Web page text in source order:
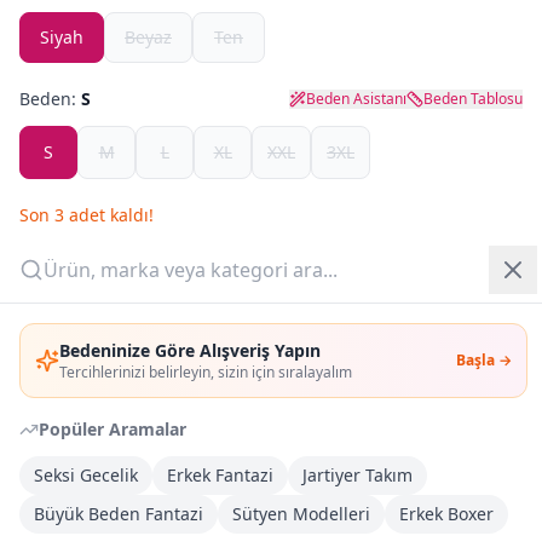
Bedeninize Göre Alışveriş Yapın
Tercihlerinizi belirleyin, sizin için sıralayalım
Başla →
Popüler Aramalar
Seksi Gecelik
Erkek Fantazi
Jartiyer Takım
Büyük Beden Fantazi
Sütyen Modelleri Erkek Boxer
Plaj & Mayo
Yazlık Pijama
Yeni Gelenler
OUTLET
Giriş Yap
Üye Ol
Siyah Beyaz Ten
Beden: S Beden Asistanı Beden Tablosu
S M L XL XXL 3XL
Son 3 adet kaldı!
Outlet Fırsat
(
Adet:
Sepete Ekle
Şimdi Al